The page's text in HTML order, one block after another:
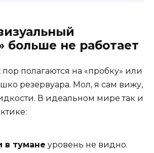
больше не работает
полагаются на «пробку» или
резервуара. Мол, я сам вижу,
В идеальном мире так и
в тумане уровень не видно.